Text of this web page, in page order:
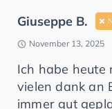
Giuseppe B.
November 13, 2025
Ich habe heute
vielen dank an
immer gut